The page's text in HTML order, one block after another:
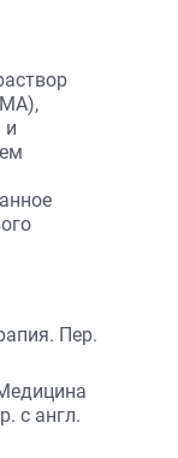
и
Пер.
с англ.